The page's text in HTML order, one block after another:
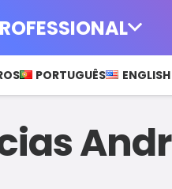
PORTUGUÊS ENGLISH